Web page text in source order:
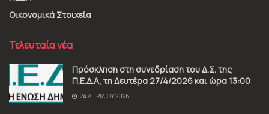
Οικονομικά Στοιχεία
Τελευταία νέα
Πρόσκληση στη συνεδρίαση του Δ.Σ. της
Π.Ε.Δ.Α, τη Δευτέρα 27/4/2026 και ώρα 13:00
24 ΑΠΡΙΛΊΟΥ 2026